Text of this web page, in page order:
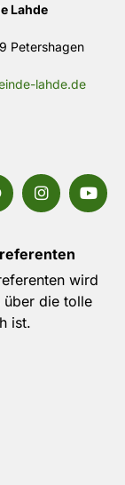
Lahde
Petershagen
lahde.de
wird
über die tolle
ist.